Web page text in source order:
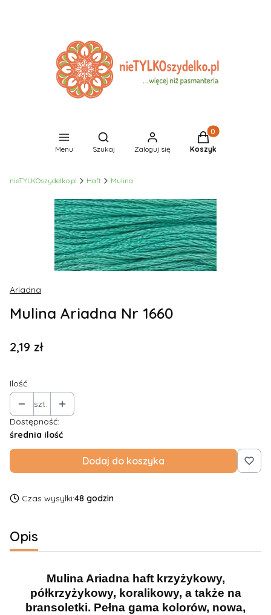
Menu
Otwórz wyszukiwarkę
Szukaj Zaloguj się
Produkty w
Koszyk
nieTYLKOszydelko.pl Haft Mulina
Ariadna
Mulina Ariadna Nr 1660
Cena
2,19 zł
Ilość
szt.
Dostępność:
średnia ilość
Dodaj do koszyka
Czas wysyłki:48 godzin
Opis
Mulina Ariadna haft krzyżykowy,
półkrzyżykowy, koralikowy, a także na
bransoletki. Pełna gama kolorów, nowa,